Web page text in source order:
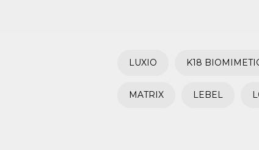
LUXIO K18
MATRIX LEBEL